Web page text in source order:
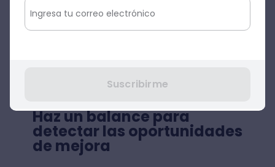
Crear un propio estilo de comunicación es
asimilados con facilidad y rapidez.
Haz un balance para
detectar las oportunidades
de mejora
Suscribirme